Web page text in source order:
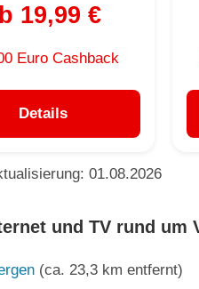
19,99 €
Euro Cashback
Details
01.08.2026
und TV rund um
(ca. 23,3 km entfernt)